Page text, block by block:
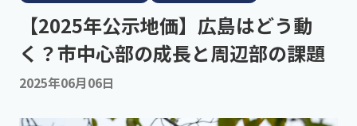
【2025年公示地価】広島はどう動
く？市中心部の成長と周辺部の課題
2025年06月06日